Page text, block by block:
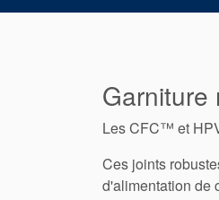
Garniture
Les CFC™ et
Ces joints
d'alimentation de